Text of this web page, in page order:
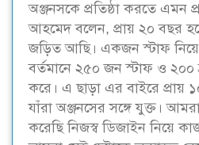
অঞ্জনসকে প্রতিষ্ঠা করতে এমন
আহমেদ বলেন, প্রায় ২০ বছর
জড়িত আছি। একজন স্টাফ
বর্তমানে ২৫০ জন স্টাফ ও ২০০
করে। এ ছাড়া এর বাইরে প্রায়
যাঁরা অঞ্জনসের সঙ্গে যুক্ত।
করেছি নিজস্ব ডিজাইন নিয়ে